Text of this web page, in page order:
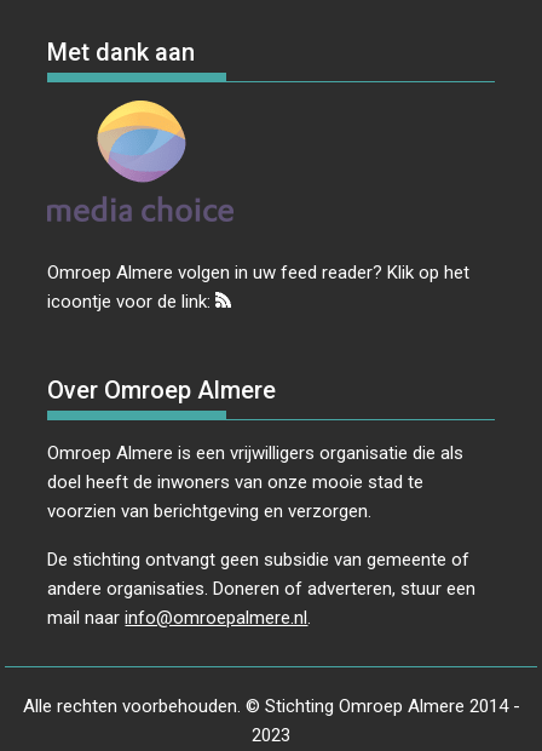
Met dank aan
Omroep Almere volgen in uw feed reader? Klik op het
icoontje voor de link:
Over Omroep Almere
Omroep Almere is een vrijwilligers organisatie die als
doel heeft de inwoners van onze mooie stad te
voorzien van berichtgeving en verzorgen.
De stichting ontvangt geen subsidie van gemeente of
andere organisaties. Doneren of adverteren, stuur een
mail naarinfo@omroepalmere.nl.
Alle rechten voorbehouden. © Stichting Omroep Almere 2014 -
2023